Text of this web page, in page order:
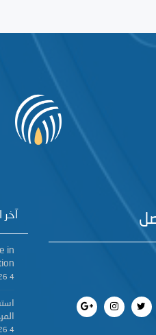
آخر
in
4 Aug 26
4 Aug 26